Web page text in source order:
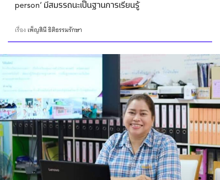
person’ มีสมรรถนะเป็นฐานการเรียนรู้
เรื่อง เพ็ญสินี ธิติธรรมรักษา